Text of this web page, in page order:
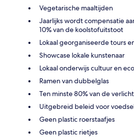
Vegetarische maaltijden
Jaarlijks wordt compensatie
10% van de koolstofuitstoot
Lokaal georganiseerde tours
Showcase lokale kunstenaar
Lokaal onderwijs cultuur en
Ramen van dubbelglas
Ten minste 80% van de
Uitgebreid beleid voor
Geen plastic roerstaafjes
Geen plastic rietjes